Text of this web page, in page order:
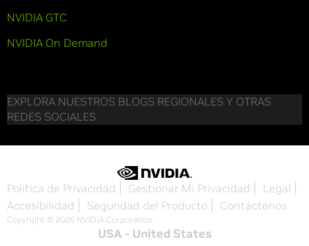
NVIDIA GTC
NVIDIA On Demand
EXPLORA NUESTROS BLOGS REGIONALES Y OTRAS
REDES SOCIALES
Política de Privacidad Gestionar Mi Privacidad
Legal
Accesibilidad
Seguridad del Producto Contáctenos
Copyright © 2026 NVIDIA Corporation
USA - United States